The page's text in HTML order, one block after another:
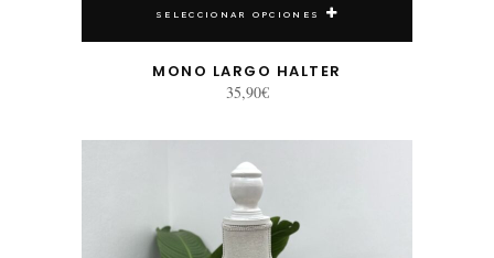
SELECCIONAR OPCIONES
MONO LARGO HALTER
35,90€